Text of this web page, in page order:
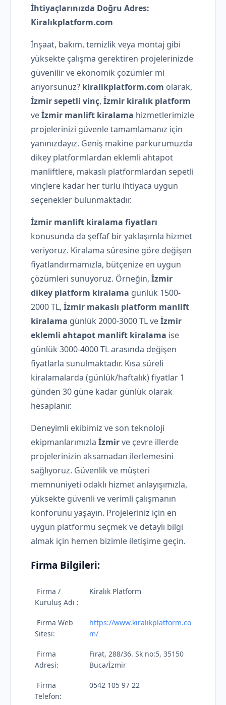
İhtiyaçlarınızda Doğru Adres:
Kiralıkplatform.com
İnşaat, bakım, temizlik veya montaj gibi
yüksekte çalışma gerektiren projelerinizde
güvenilir ve ekonomik çözümler mi
arıyorsunuz? kiralikplatform.com olarak,
İzmir sepetli vinç, İzmir kiralık platform
veİzmir manlift kiralama hizmetlerimizle
projelerinizi güvenle tamamlamanız için
yanınızdayız. Geniş makine parkurumuzda
dikey platformlardan eklemli ahtapot
manliftlere, makaslı platformlardan sepetli
vinçlere kadar her türlü ihtiyaca uygun
seçenekler bulunmaktadır.
İzmir manlift kiralama fiyatları
konusunda da şeffaf bir yaklaşımla hizmet
veriyoruz. Kiralama süresine göre değişen
fiyatlandırmamızla, bütçenize en uygun
çözümleri sunuyoruz. Örneğin, İzmir
dikey platform kiralama günlük 1500-
2000 TL, İzmir makaslı platform manlift
kiralama günlük 2000-3000 TL veİzmir
eklemli ahtapot manlift kiralama ise
günlük 3000-4000 TL arasında değişen
fiyatlarla sunulmaktadır. Kısa süreli
kiralamalarda (günlük/haftalık) fiyatlar 1
günden 30 güne kadar günlük olarak
hesaplanır.
Deneyimli ekibimiz ve son teknoloji
ekipmanlarımızla İzmirve çevre illerde
projelerinizin aksamadan ilerlemesini
sağlıyoruz. Güvenlik ve müşteri
memnuniyeti odaklı hizmet anlayışımızla,
yüksekte güvenli ve verimli çalışmanın
konforunu yaşayın. Projeleriniz için en
uygun platformu seçmek ve detaylı bilgi
almak için hemen bizimle iletişime geçin.
Firma Bilgileri:
Firma /
Kuruluş Adı :
Kiralık Platform
Firma Web
Sitesi:
https://www.kiralıkplatform.co
m/
Firma
Adresi:
Fırat, 288/36. Sk no:5, 35150
Buca/İzmir
Firma
Telefon:
0542 105 97 22